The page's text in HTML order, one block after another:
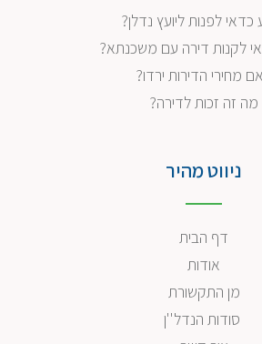
כדאי לפנות ליועץ נדלן?
לקנות דירה עם משכנתא?
מחירי הדירות ירדו?
מה זה זכות לדירה?
ניווט מהיר
דף הבית
אודות
מן התקשורת
סודות הנדל''ן